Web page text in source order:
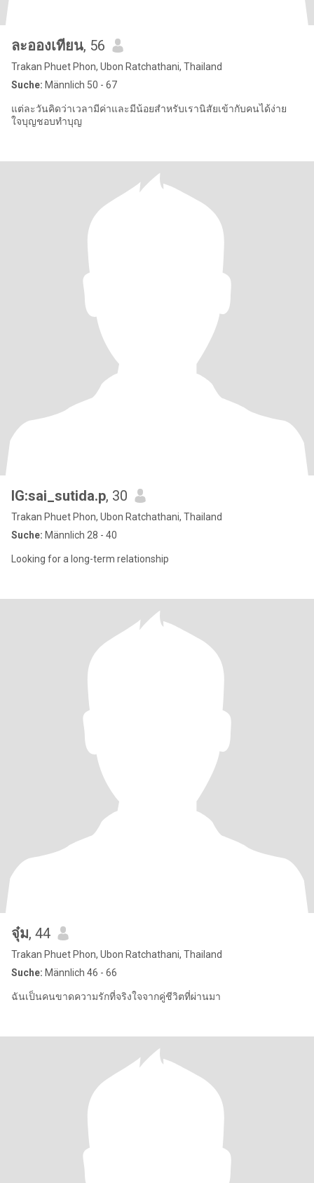
ละอองเทียน, 56
Trakan Phuet Phon, Ubon Ratchathani, Thailand
Suche: Männlich 50 - 67
แต่ละวันคิดว่าเวลามีค่าและมีน้อยสำหรับเรานิสัยเข้ากับคนได้ง่าย
ใจบุญชอบทำบุญ
IG:sai_sutida.p, 30
Trakan Phuet Phon, Ubon Ratchathani, Thailand
Suche: Männlich 28 - 40
Looking for a long-term relationship
จุ๋ม, 44
Trakan Phuet Phon, Ubon Ratchathani, Thailand
Suche: Männlich 46 - 66
ฉันเป็นคนขาดความรักที่จริงใจจากคู่ชีวิตที่ผ่านมา